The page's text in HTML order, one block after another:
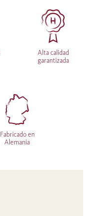
Alta calidad
garantizada
Fabricado en
Alemania